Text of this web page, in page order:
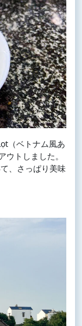
（ベトナム風あ
トしました。
、さっぱり美味